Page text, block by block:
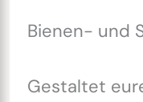
Bienen- und
Gestaltet